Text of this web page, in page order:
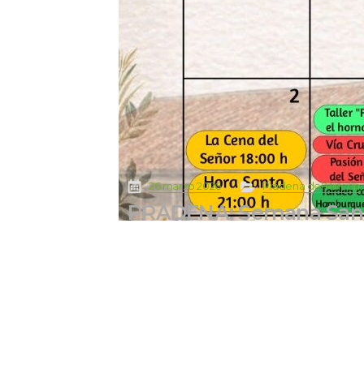
26 marzo 2026 Prádena del Rincón
PRÁDENA: Semana